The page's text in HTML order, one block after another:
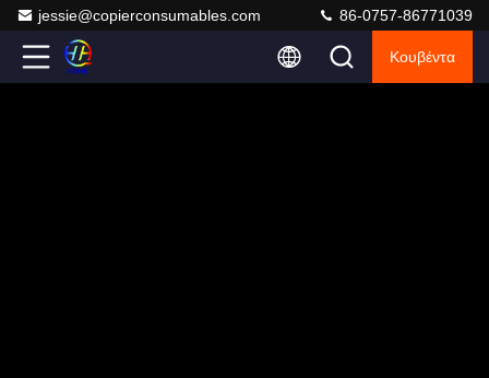
jessie@copierconsumables.com 86-0757-86771039
Κουβέντα